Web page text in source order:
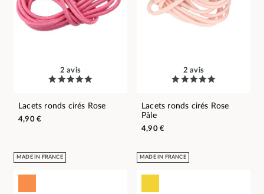
2 avis
Lacets ronds cirés Rose
4,90 €
2 avis
Lacets ronds cirés Rose
Pâle
4,90 €
MADE IN FRANCE MADE IN FRANCE